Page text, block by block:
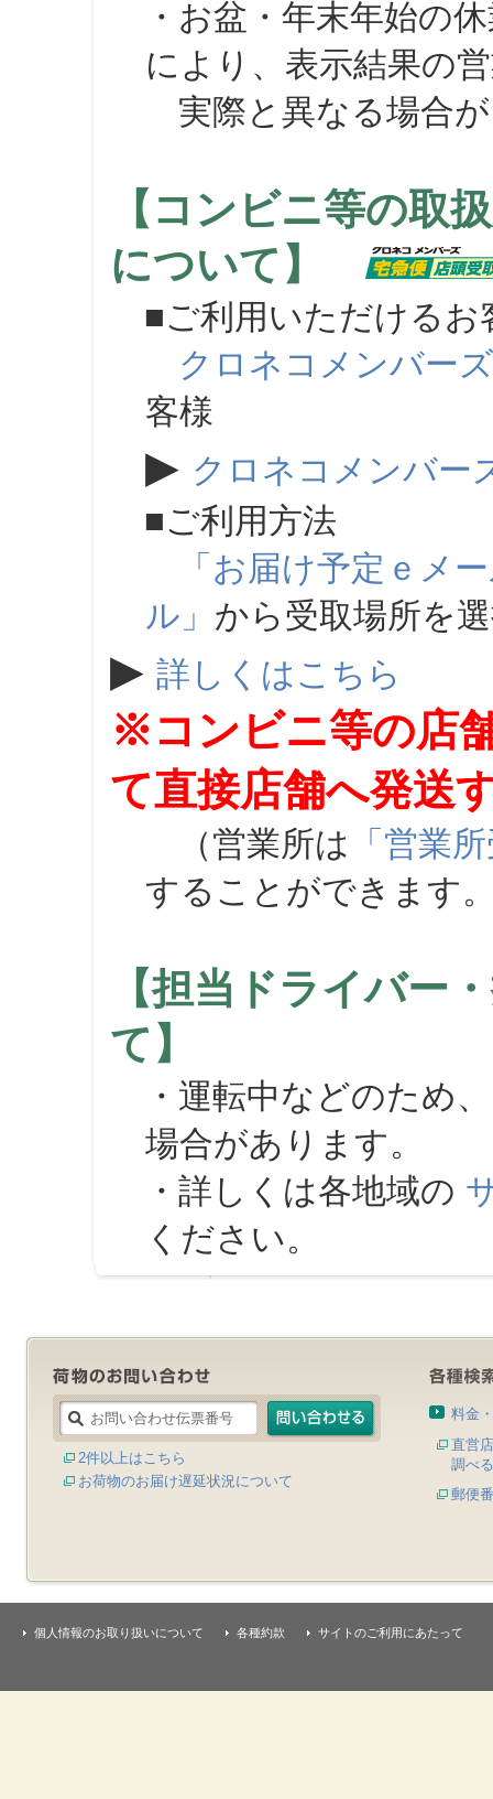
・お盆・年末年始の
により、表示結果の
実際と異なる場合が
【コンビニ等の取
について】
■ご利用いただけるお
クロネコメンバーズ
客様
▶ クロネコメンバー
■ご利用方法
「お届け予定ｅメ
ル」 から受取場所を
▶ 詳しくはこちら
※コンビニ等の店
て直接店舗へ発送
（営業所は 「営業
することができます
【担当ドライバー
て】
・運転中などのため
場合があります。
・詳しくは各地域の
ください。
2件以上はこちら
お荷物のお届け遅延状況について
料金
直営
調べる
郵便
個人情報のお取り扱いについて 各種約款 サイトのご利用にあたって